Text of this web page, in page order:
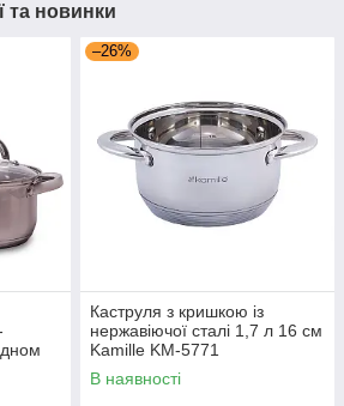
та новинки
–26%
Каструля з кришкою із
нержавіючої сталі 1,7 л 16 см
Kamille KM-5771
В наявності